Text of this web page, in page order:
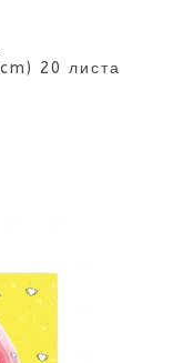
20 листа